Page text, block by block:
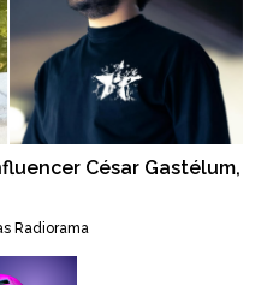
César Gastélum,
Radiorama